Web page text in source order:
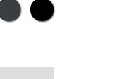
(3 avis)